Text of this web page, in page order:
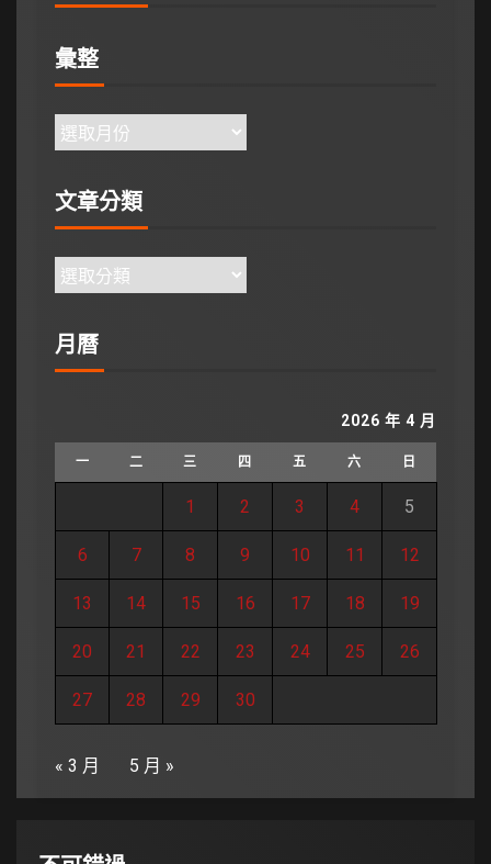
彙整
文章分類
月曆
2026 年 4 月
一 二 三 四 五 六 日
1 2 3 4 5
6 7 8 9 10 11 12
13 14 15 16 17 18 19
20 21 22 23 24 25 26
27 28 29 30
« 3 月 5 月 »